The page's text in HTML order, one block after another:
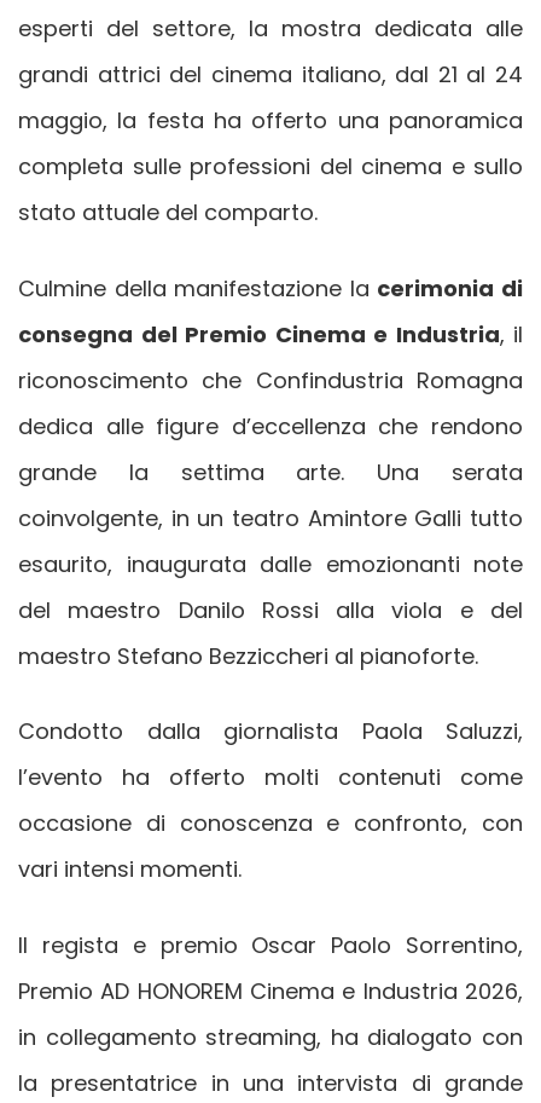
esperti del settore, la mostra dedicata alle
grandi attrici del cinema italiano, dal 21 al 24
maggio, la festa ha offerto una panoramica
completa sulle professioni del cinema e sullo
stato attuale del comparto.
Culmine della manifestazione la cerimonia di
consegna del Premio Cinema e Industria, il
riconoscimento che Confindustria Romagna
dedica alle figure d’eccellenza che rendono
grande la settima arte. Una serata
coinvolgente, in un teatro Amintore Galli tutto
esaurito, inaugurata dalle emozionanti note
del maestro Danilo Rossi alla viola e del
maestro Stefano Bezziccheri al pianoforte.
Condotto dalla giornalista Paola Saluzzi,
l’evento ha offerto molti contenuti come
occasione di conoscenza e confronto, con
vari intensi momenti.
Il regista e premio Oscar Paolo Sorrentino,
Premio AD HONOREM Cinema e Industria 2026,
in collegamento streaming, ha dialogato con
la presentatrice in una intervista di grande